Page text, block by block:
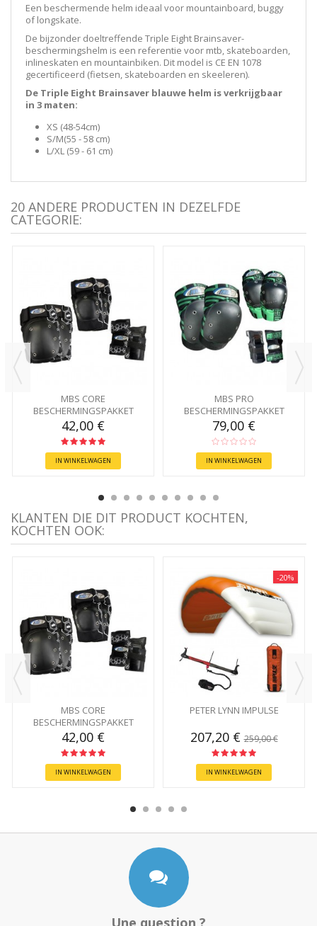
Een beschermende helm ideaal voor mountainboard, buggy
of longskate.
De bijzonder doeltreffende Triple Eight Brainsaver-
beschermingshelm is een referentie voor mtb, skateboarden,
inlineskaten en mountainbiken. Dit model is CE EN 1078
gecertificeerd (fietsen, skateboarden en skeeleren).
De Triple Eight Brainsaver blauwe helm is verkrijgbaar
in 3 maten:
XS (48-54cm)
S/M(55 - 58 cm)
L/XL (59 - 61 cm)
20 ANDERE PRODUCTEN IN DEZELFDE
CATEGORIE:
MBS CORE
BESCHERMINGSPAKKET
42,00 €
IN WINKELWAGEN
MBS PRO
BESCHERMINGSPAKKET
79,00 €
IN WINKELWAGEN
KLANTEN DIE DIT PRODUCT KOCHTEN,
KOCHTEN OOK:
MBS CORE
BESCHERMINGSPAKKET
42,00 €
IN WINKELWAGEN
-20%
PETER LYNN IMPULSE
207,20 €259,00 €
IN WINKELWAGEN
Une question ?